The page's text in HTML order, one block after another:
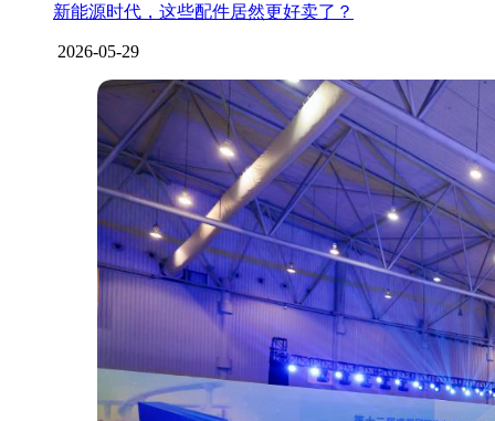
新能源时代，这些配件居然更好卖了？
2026-05-29